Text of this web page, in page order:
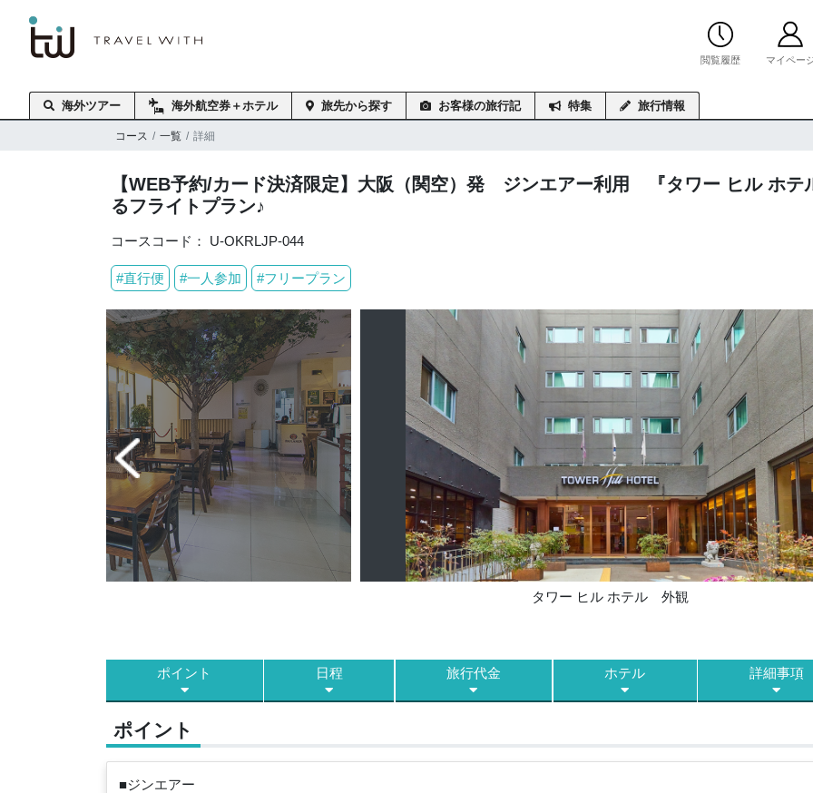
スタンダード・ジャパン
閲覧履歴 マイペー
海外ツアー 海外航空券＋ホテル 旅先から探す お客様の旅行記 特集 旅行情報
コース 一覧 詳細
【WEB予約/カード決済限定】大阪（関空）発 ジンエアー利用 『タワー ヒル
るフライトプラン♪
コースコード： U-OKRLJP-044
#直行便 #一人参加 #フリープラン
タワー ヒル ホテル 外観
ポイント 日程 旅行代金 ホテル 詳細事項
ポイント
■ジンエアー